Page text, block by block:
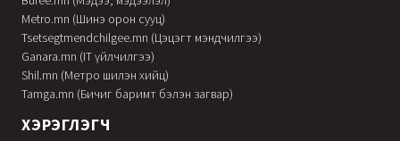
Metro.mn (Шинэ орон сууц)
Tsetsegtmendchilgee.mn (Цэцэгт мэндчилгээ)
Ganara.mn (IT үйлчилгээ)
Shil.mn (Метро шилэн хийц)
Tamga.mn (Бичиг баримт бэлэн загвар)
ХЭРЭГЛЭГЧ